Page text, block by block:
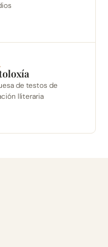
de testos de
lliteraria